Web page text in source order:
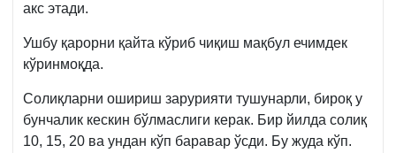
акс этади.
Ушбу қарорни қайта кўриб чиқиш мақбул ечимдек
кўринмоқда.
Солиқларни ошириш зарурияти тушунарли, бироқ у
бунчалик кескин бўлмаслиги керак. Бир йилда солиқ
10, 15, 20 ва ундан кўп баравар ўсди. Бу жуда кўп.